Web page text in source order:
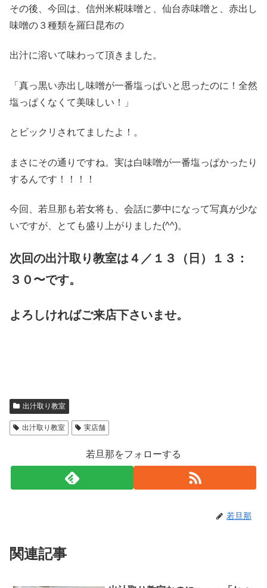
その後、今回は、信州米糀味噌と、仙台赤味噌と、赤出し
味噌の３種類を羅臼昆布の
出汁に溶いて味わって頂きました。
「真っ黒い赤出し味噌が一番塩っぱいと思ったのに！全然
塩っぱくなくて美味しい！」
とビックリされてましたよ！。
まさにその通りですね。実は白味噌が一番塩っぱかったり
するんです！！！！
今回、若旦那も若女将も、会話に夢中になって写真が少な
いですが、とても盛り上がりました(^^)。
次回の出汁取り教室は４／１３（日）１３：
３０〜です。
よろしければご来店下さいませ。
出汁取り教室
出汁取り教室 実店舗
若旦那をフォローする
若旦那
関連記事